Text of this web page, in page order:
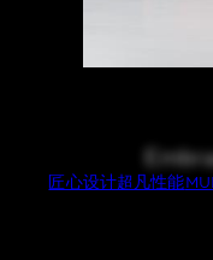
匠心设计超凡性能